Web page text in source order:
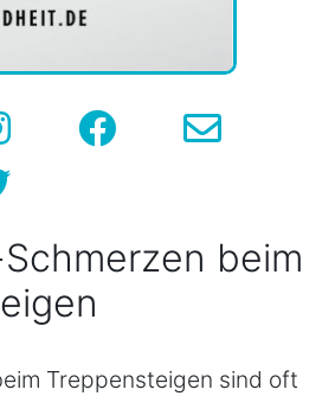
beim
Treppensteigen sind oft